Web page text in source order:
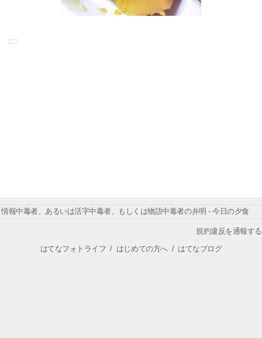
情報中毒者、あるいは活字中毒者、もしくは物語中毒者の弁明 - 今日の夕食
規約違反を通報する
はてなフォトライフ / はじめての方へ/ はてなブログ